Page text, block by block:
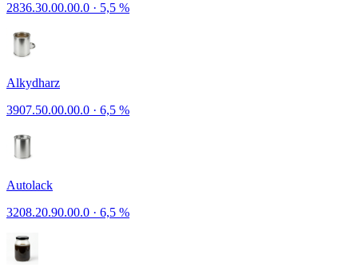
2836.30.00.00.0 · 5,5 %
Alkydharz
3907.50.00.00.0 · 6,5 %
Autolack
3208.20.90.00.0 · 6,5 %